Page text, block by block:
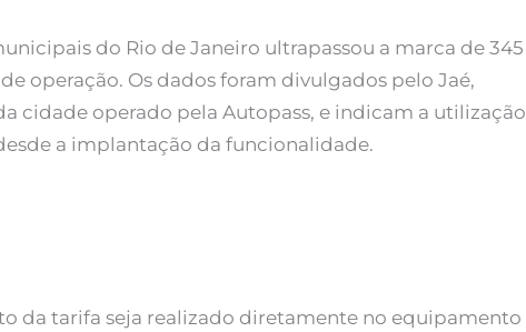
do Rio de Janeiro ultrapassou a marca de 345
operação. Os dados foram divulgados pelo Jaé,
cidade operado pela Autopass, e indicam a utilização
a implantação da funcionalidade.
da tarifa seja realizado diretamente no equipamento